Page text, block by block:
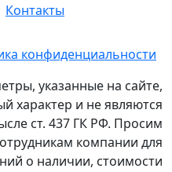
Контакты
конфиденциальности
указанные на сайте,
характер и не являются
ст. 437 ГК РФ. Просим
компании для
о наличии, стоимости